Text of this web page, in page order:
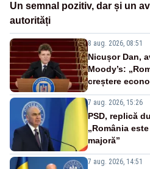
Un semnal pozitiv, dar și un
autorități
8 aug. 2026, 08:51
Nicușor Dan,
Moody’s:
creștere
7 aug. 2026, 15:26
PSD, replică
„România
majoră”
7 aug. 2026, 14:51